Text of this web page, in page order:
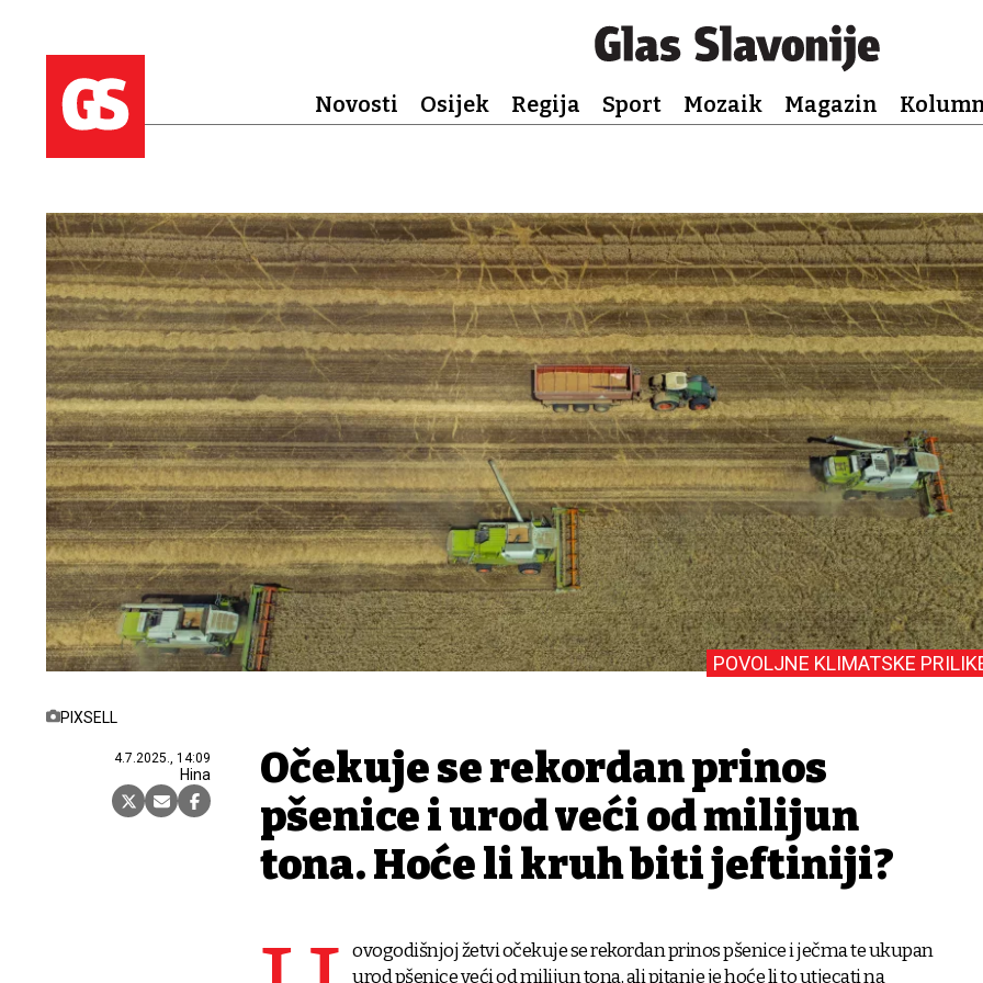
Novosti Osijek Regija Sport Mozaik Magazin
PIXSELL
4.7.2025., 14:09
Hina
POVOLJNE KLIMATSKE
Očekuje se rekordan prinos
pšenice i urod veći od milijun
tona. Hoće li kruh biti jeftiniji?
ovogodišnjoj žetvi očekuje se rekordan prinos pšenice i ječma te ukupan
urod pšenice veći od milijun tona, ali pitanje je hoće li to utjecati na